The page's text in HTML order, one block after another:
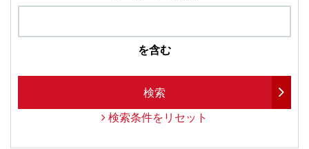
を含む
検索
検索条件をリセット